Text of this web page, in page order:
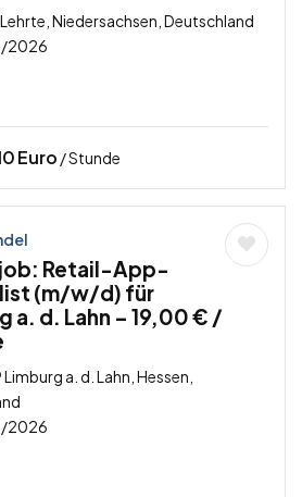
Niedersachsen, Deutschland
2026
Euro / Stunde
Retail-App-
(m/w/d) für
a. d. Lahn – 19,00 € /
a. d. Lahn, Hessen,
2026